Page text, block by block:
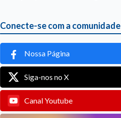
Conecte-se com a comunidade
Nossa Página
Siga-nos no X
Canal Youtube